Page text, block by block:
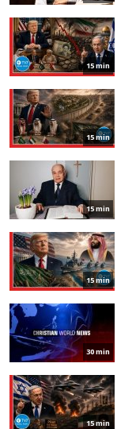
15 min
15 min
15 min
15 min
30 min
15 min